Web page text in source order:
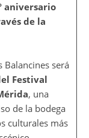
aniversario
de la
Balancines será
Festival
, una
de la bodega
culturales más